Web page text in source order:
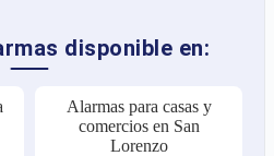
disponible en:
Alarmas para casas y
comercios en San
Lorenzo